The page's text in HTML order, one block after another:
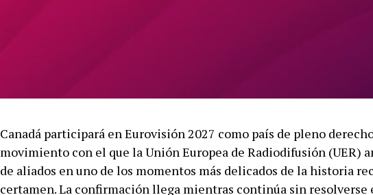
Canadá participará en Eurovisión 2027 como país de pleno
movimiento con el que la Unión Europea de Radiodifusión (UER)
de aliados en uno de los momentos más delicados de la historia
certamen. La confirmación llega mientras continúa sin resolverse